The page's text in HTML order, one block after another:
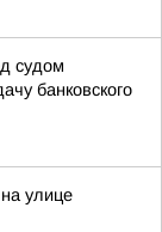
судом
банковского
улице